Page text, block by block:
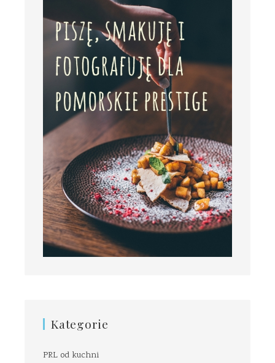
Kategorie
PRL od kuchni